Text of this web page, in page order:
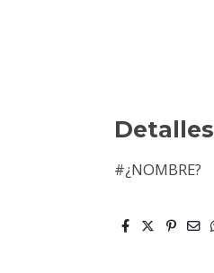
Detalles
#¿NOMBRE?